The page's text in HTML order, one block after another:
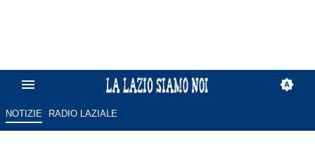
NOTIZIE RADIO LAZIALE